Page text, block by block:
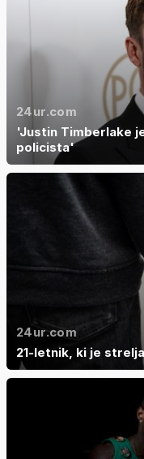
24ur.com
'Justin Timberlake
policista'
24ur.com
21-letnik, ki je